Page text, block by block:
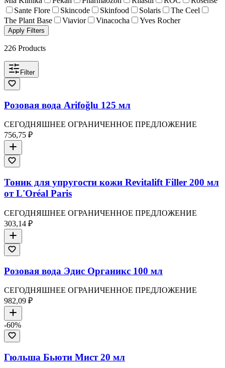
Sante Flore
Skincode Skinfood Solaris
The Ceel
The Plant Base
Viavior Vinacocha Yves Rocher
Apply Filters
226 Products
Filter
Розовая вода Arifoğlu 125 мл
СЕГОДНЯШНЕЕ ОГРАНИЧЕННОЕ ПРЕДЛОЖЕНИЕ
756,75 ₽
Тоник для упругости кожи Revitalift Filler 200 мл
от L'Oréal Paris
СЕГОДНЯШНЕЕ ОГРАНИЧЕННОЕ ПРЕДЛОЖЕНИЕ
303,14 ₽
Розовая вода Эдис Органикс 100 мл
СЕГОДНЯШНЕЕ ОГРАНИЧЕННОЕ ПРЕДЛОЖЕНИЕ
982,09 ₽
-60%
Гюльша Бьюти Мист 20 мл